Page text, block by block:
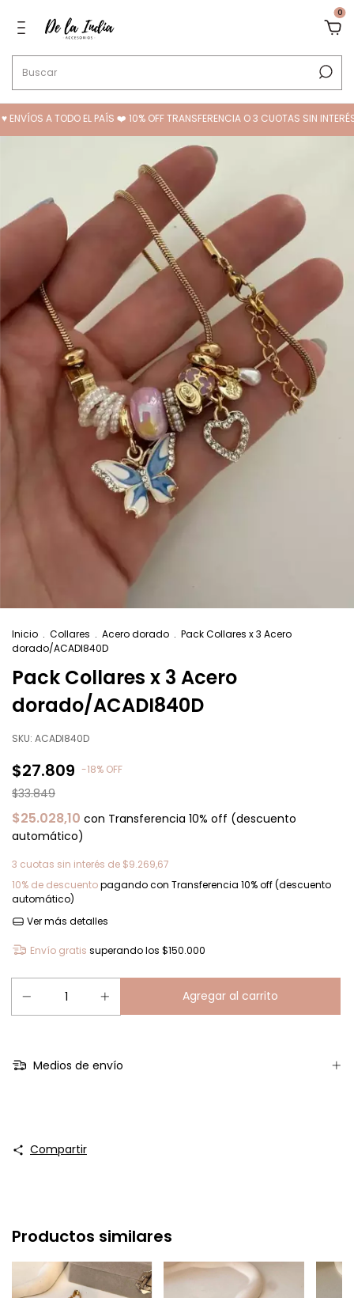
0
A TODO EL PAÍS ❤️ 10% OFF TRANSFERENCIA O 3 CUOTAS SIN INTERÉS ♥
Inicio . Collares . Acero dorado . Pack Collares x 3 Acero
dorado/ACADI840D
Pack Collares x 3 Acero
dorado/ACADI840D
SKU: ACADI840D
$27.809 -18% OFF
$33.849
$25.028,10 con Transferencia 10% off (descuento
automático)
3 cuotas sin interés de $9.269,67
10% de descuentopagando con Transferencia 10% off (descuento
automático)
Ver más detalles
Envío gratis superando los $150.000
Medios de envío
Compartir
Productos similares